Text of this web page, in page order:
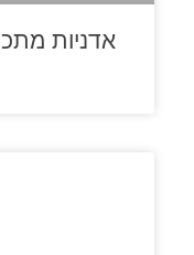
אדניות